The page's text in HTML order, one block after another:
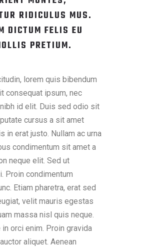
RIDICULUS MUS.
DICTUM FELIS EU
PRETIUM.
lorem quis bibendum
consequat ipsum, nec
id elit. Duis sed odio sit
cursus a sit amet
in erat justo. Nullam ac urna
condimentum sit amet a
neque elit. Sed ut
Proin condimentum
Etiam pharetra, erat sed
velit mauris egestas
massa nisl quis neque.
orci enim. Proin gravida
aliquet. Aenean